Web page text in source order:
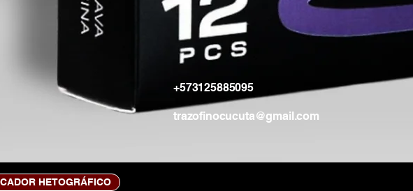
HETOGRÁFICO
+573125885095
trazofinocucuta@gmail.com